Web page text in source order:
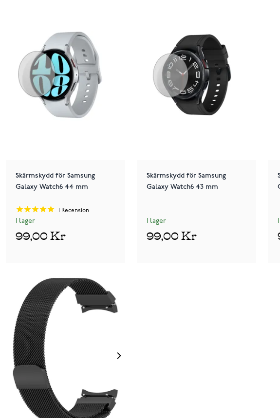
Skärmskydd för Samsung
Galaxy Watch6 44 mm
Recension
I lager
99,00 Kr
Skärmskydd för Samsung
Galaxy Watch6 43 mm
I lager
99,00 Kr